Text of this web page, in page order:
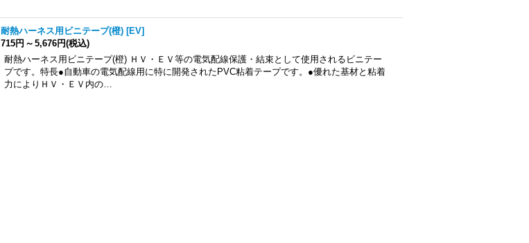
耐熱ハーネス用ビニテープ(橙) [EV]
715円 ～ 5,676円(税込)
耐熱ハーネス用ビニテープ(橙) ＨＶ・ＥＶ等の電気配線保護・結束として使用されるビニテー
プです。特長●自動車の電気配線用に特に開発されたPVC粘着テープです。●優れた基材と粘着
力によりＨＶ・ＥＶ内の…